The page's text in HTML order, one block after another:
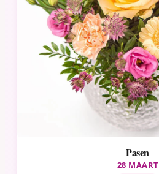
Pasen
28 MAART